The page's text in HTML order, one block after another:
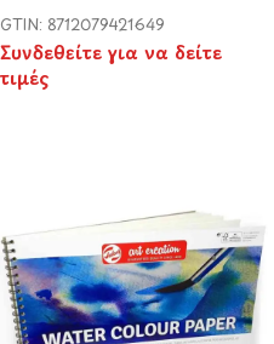
GTIN: 8712079421649
Συνδεθείτε για να δείτε
τιμές